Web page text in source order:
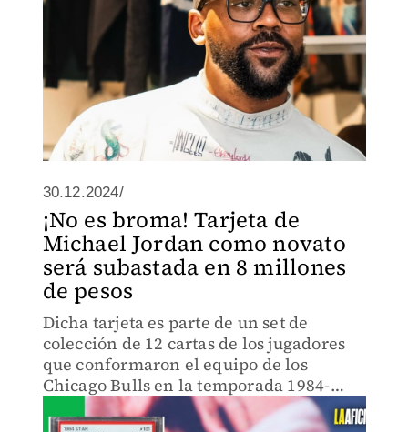
30.12.2024/
¡No es broma! Tarjeta de
Michael Jordan como novato
será subastada en 8 millones
de pesos
Dicha tarjeta es parte de un set de
colección de 12 cartas de los jugadores
que conformaron el equipo de los
Chicago Bulls en la temporada 1984-